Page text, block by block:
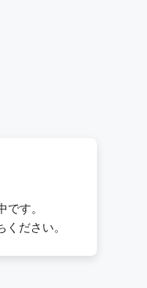
す。
ださい。